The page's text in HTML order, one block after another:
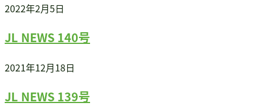
2022年2月5日
JL NEWS 140号
2021年12月18日
JL NEWS 139号
書籍・DVD販売
支援のお願い
会員募集